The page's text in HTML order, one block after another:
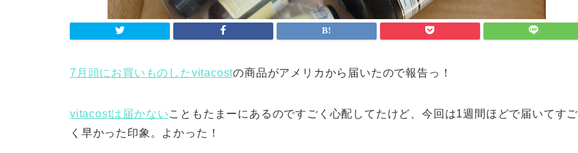
7月頭にお買いものしたvitacostの商品がアメリカから届いたので報告っ！
vitacostは届かないこともたまーにあるのですごく心配してたけど、今回は1週間ほどで届いてすご
く早かった印象。よかった！